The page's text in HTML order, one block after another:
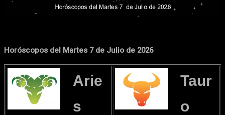
Facebook WhatsApp
Horóscopos del Martes 7 de Julio de 2026
Arie
s
Taur
o